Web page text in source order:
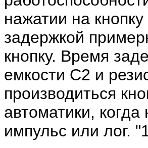
нажатии на
задержкой
кнопку. Время
емкости С2 и
производиться
автоматики,
импульс или лог.